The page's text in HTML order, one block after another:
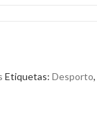
Etiquetas: Desporto,